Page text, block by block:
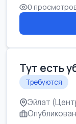
0
Тут есть
Требуются
Эйлат